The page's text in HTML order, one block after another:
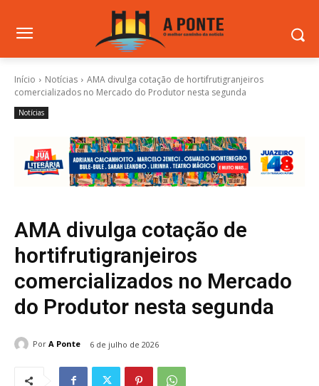
Início Notícias
AMA divulga cotação de hortifrutigranjeiros
comercializados no Mercado do Produtor nesta segunda
Notícias
AMA divulga cotação de
hortifrutigranjeiros
comercializados no Mercado
do Produtor nesta segunda
Por A Ponte 6 de julho de 2026